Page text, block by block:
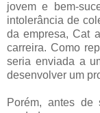
jovem e bem-
intolerância de
da empresa, Cat
carreira. Como
seria enviada a
desenvolver um
Porém, antes